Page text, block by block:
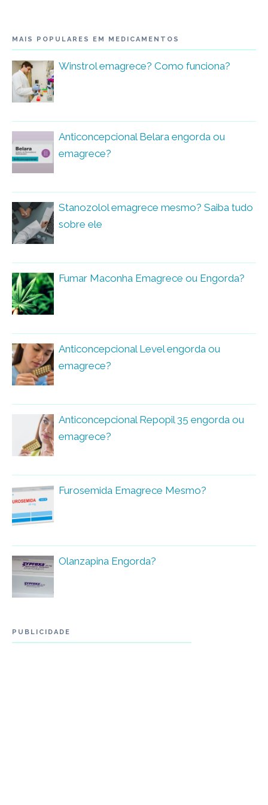
MAIS POPULARES EM MEDICAMENTOS
Winstrol emagrece? Como funciona?
Anticoncepcional Belara engorda ou
emagrece?
Stanozolol emagrece mesmo? Saiba tudo
sobre ele
Fumar Maconha Emagrece ou Engorda?
Anticoncepcional Level engorda ou
emagrece?
Anticoncepcional Repopil 35 engorda ou
emagrece?
Furosemida Emagrece Mesmo?
Olanzapina Engorda?
PUBLICIDADE